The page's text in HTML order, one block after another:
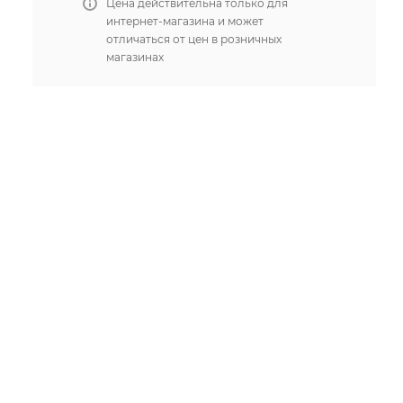
Цена действительна только для
интернет-магазина и может
отличаться от цен в розничных
магазинах